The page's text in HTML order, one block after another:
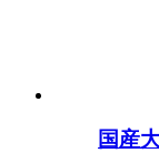
国産